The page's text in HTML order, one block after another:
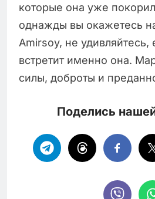
которые она уже
однажды вы окажетесь
Amirsoy, не удивляйтесь,
встретит именно она.
силы, доброты и
Поделись